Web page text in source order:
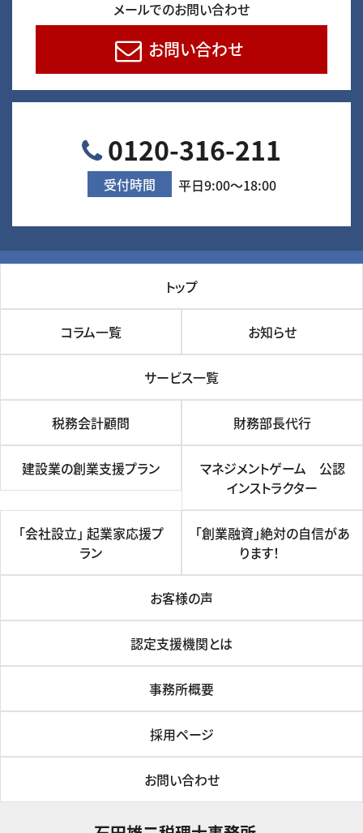
メールでのお問い合わせ
お問い合わせ
0120-316-211
受付時間 平日9:00～18:00
トップ
コラム一覧 お知らせ
サービス一覧
税務会計顧問 財務部長代行
建設業の創業支援プラン
マネジメントゲーム 公認
インストラクター
「会社設立」 起業家応援プ
ラン
「創業融資」絶対の自信があ
ります！
お客様の声
認定支援機関とは
事務所概要
採用ページ
お問い合わせ